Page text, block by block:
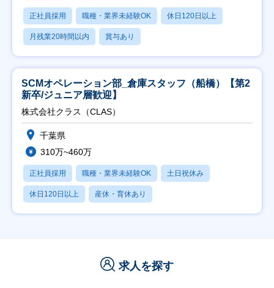
正社員採用 職種・業界未経験OK 休日120日以上
月残業20時間以内 賞与あり
SCMオペレーション部_倉庫スタッフ（船橋）【第2
新卒/ジュニア層歓迎】
株式会社クラス（CLAS）
千葉県
310万~460万
正社員採用 職種・業界未経験OK 土日祝休み
休日120日以上 産休・育休あり
求人を探す